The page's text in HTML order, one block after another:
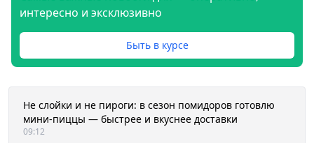
интересно и эксклюзивно
Быть в курсе
Не слойки и не пироги: в сезон помидоров готовлю
мини-пиццы — быстрее и вкуснее доставки
09:12